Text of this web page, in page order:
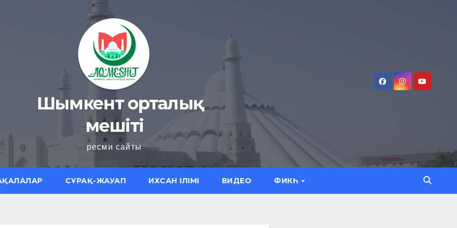
Шымкент орталық
мешіті
ресми сайты
СҰРАҚ-ЖАУАП ИХСАН ІЛІМІ ВИДЕО ФИКҺ